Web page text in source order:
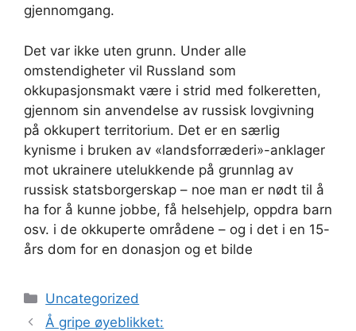
gjennomgang.
Det var ikke uten grunn. Under alle
omstendigheter vil Russland som
okkupasjonsmakt være i strid med folkeretten,
gjennom sin anvendelse av russisk lovgivning
på okkupert territorium. Det er en særlig
kynisme i bruken av «landsforræderi»-anklager
mot ukrainere utelukkende på grunnlag av
russisk statsborgerskap – noe man er nødt til å
ha for å kunne jobbe, få helsehjelp, oppdra barn
osv. i de okkuperte områdene – og i det i en 15-
års dom for en donasjon og et bilde
Kategorier
Uncategorized
Å gripe øyeblikket: